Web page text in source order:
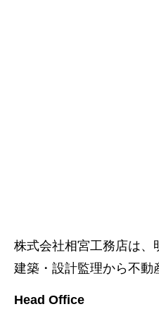
株式会社相宮工務店は、
建築・設計監理から不動
Head Office